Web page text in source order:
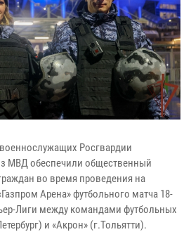
Росгвардии
МВД обеспечили общественный
во время проведения на
Арена» футбольного матча 18-
Лиги между командами футбольных
и «Акрон» (г.Тольятти).